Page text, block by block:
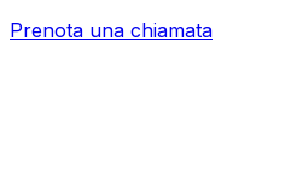
Prenota una chiamata